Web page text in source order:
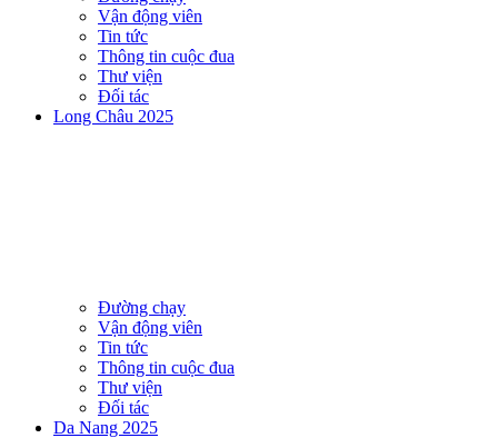
Vận động viên
Tin tức
Thông tin cuộc đua
Thư viện
Đối tác
Long Châu 2025
Đường chạy
Vận động viên
Tin tức
Thông tin cuộc đua
Thư viện
Đối tác
Da Nang 2025